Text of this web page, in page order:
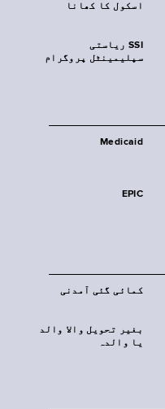
اسکول کا کھانا
SSI ریاستی
سپلیمینٹل پروگرام
Medicaid
EPIC
کمائی گئی آمدنی
بغیر تحویل والا والد
یا والدہ